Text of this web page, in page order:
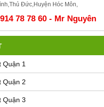
Quận 1
Quận 2
Quận 3
Đức,Huyện Hóc Môn,
78 78 60 - Mr Nguyên